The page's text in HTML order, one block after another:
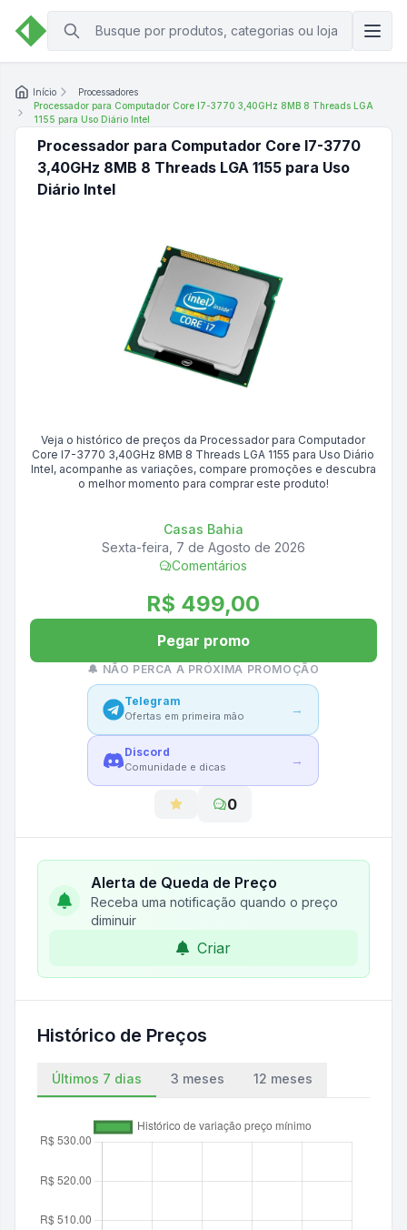
Início
Processadores
Processador para Computador Core I7-3770 3,40GHz 8MB 8 Threads LGA
1155 para Uso Diário Intel
Processador para Computador Core I7-3770
3,40GHz 8MB 8 Threads LGA 1155 para Uso
Diário Intel
Veja o histórico de preços daProcessador para Computador
Core I7-3770 3,40GHz 8MB 8 Threads LGA 1155 para Uso Diário
Intel, acompanhe as variações, compare promoções e descubra
o melhor momento para comprar este produto!
Casas Bahia
Sexta-feira, 7 de Agosto de 2026
Comentários
R$ 499,00
Pegar promo
🔔 NÃO PERCA A PRÓXIMA PROMOÇÃO
Telegram
Ofertas em primeira mão →
Discord
Comunidade e dicas →
0
Alerta de Queda de Preço
Receba uma notificação quando o preço
diminuir
Criar
Histórico de Preços
Últimos 7 dias 3 meses 12 meses